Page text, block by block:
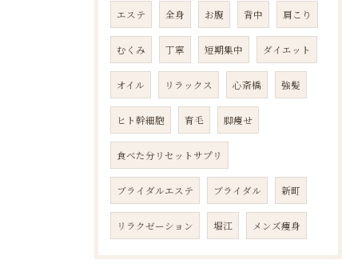
エステ 全身 お腹 背中 肩こり
むくみ 丁寧 短期集中 ダイエット
オイル リラックス 心斎橋 強髪
ヒト幹細胞 育毛 脚痩せ
食べた分リセットサプリ
ブライダルエステ ブライダル 新町
リラクゼーション 堀江 メンズ痩身